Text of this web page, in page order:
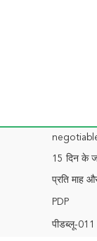
15 दिन के
प्रति माह
PDP
पीडब्लू-011